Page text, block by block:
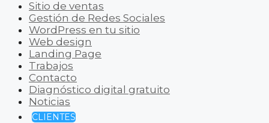
Sitio de ventas
Gestión de Redes Sociales
WordPress en tu sitio
Web design
Landing Page
Trabajos
Contacto
Diagnóstico digital gratuito
Noticias
CLIENTES